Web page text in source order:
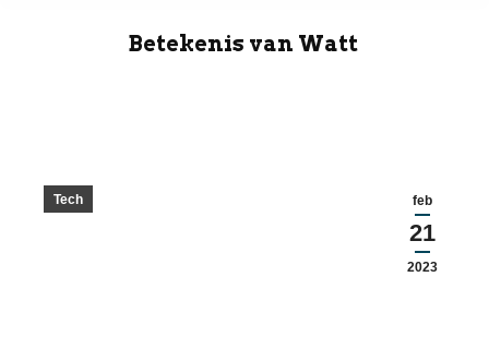
Betekenis van Watt
feb
21
2023
Tech